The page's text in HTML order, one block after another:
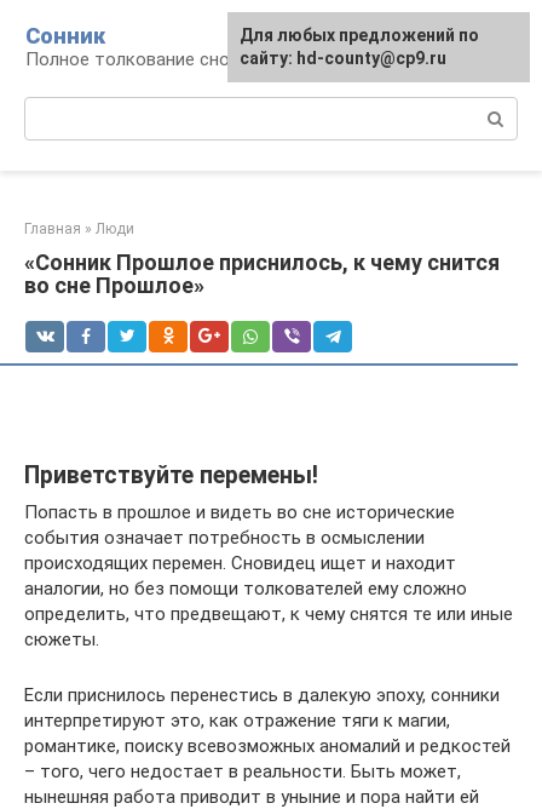
контенту
Сонник
Полное толкование снов
Главная » Люди
«Сонник Прошлое приснилось, к чему снится
во сне Прошлое»
Приветствуйте перемены!
Попасть в прошлое и видеть во сне исторические
события означает потребность в осмыслении
происходящих перемен. Сновидец ищет и находит
аналогии, но без помощи толкователей ему сложно
определить, что предвещают, к чему снятся те или иные
сюжеты.
Если приснилось перенестись в далекую эпоху, сонники
интерпретируют это, как отражение тяги к магии,
романтике, поиску всевозможных аномалий и редкостей
– того, чего недостает в реальности. Быть может,
нынешняя работа приводит в уныние и пора найти ей
Для любых предложений по
сайту: hd-county@cp9.ru